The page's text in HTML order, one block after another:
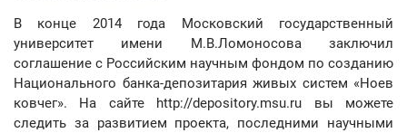
В конце 2014 года Московский государственный
университет имени М.В.Ломоносова заключил
соглашение с Российским научным фондом по созданию
Национального банка-депозитария живых систем «Ноев
ковчег». На сайте http://depository.msu.ru вы можете
следить за развитием проекта, последними научными